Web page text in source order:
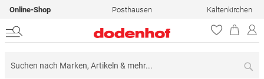
Online-Shop Posthausen Kaltenkirchen